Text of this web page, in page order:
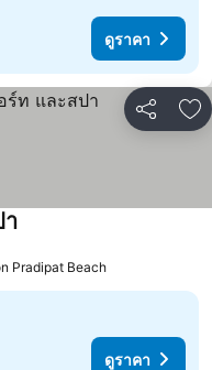
ดูราคา
แชร์ เ
Pradipat Beach
ดูราคา